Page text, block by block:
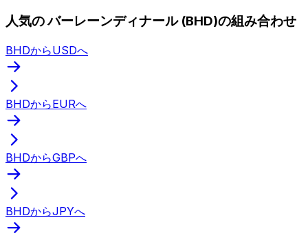
人気の バーレーンディナール (BHD)の組み合わせ
BHDからUSDへ
BHDからEURへ
BHDからGBPへ
BHDからJPYへ